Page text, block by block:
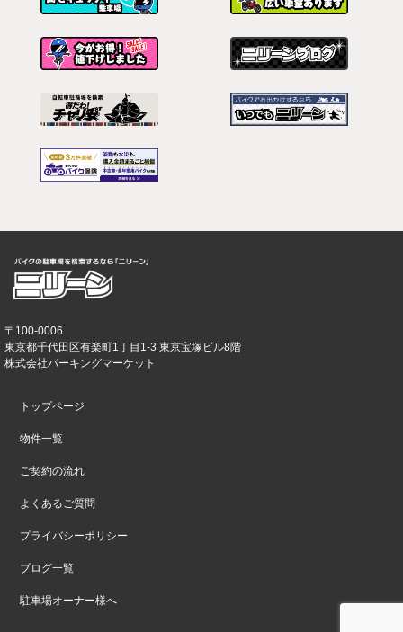
〒100-0006
東京都千代田区有楽町1丁目1-3 東京宝塚ビル8階
株式会社パーキングマーケット
トップページ
物件一覧
ご契約の流れ
よくあるご質問
プライバシーポリシー
ブログ一覧
駐車場オーナー様へ